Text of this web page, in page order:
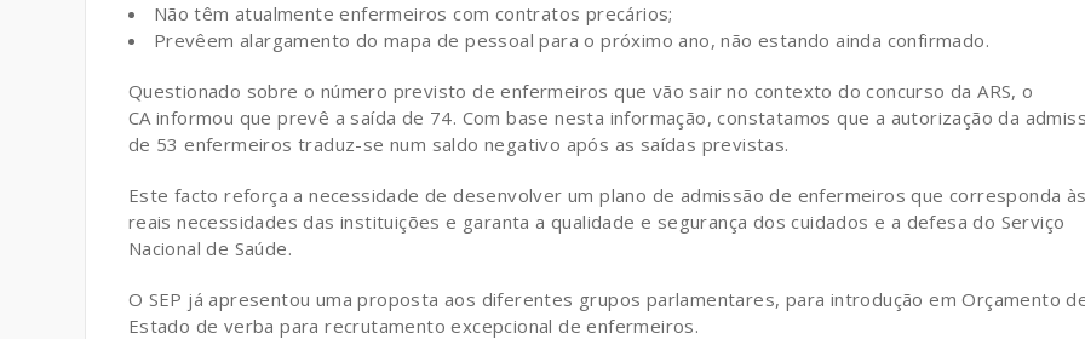
Não têm atualmente enfermeiros com contratos precários;
Prevêem alargamento do mapa de pessoal para o próximo ano, não estando ainda confirmado.
Questionado sobre o número previsto de enfermeiros que vão sair no contexto do concurso da ARS, o
CA informou que prevê a saída de 74. Com base nesta informação, constatamos que a autorização da
de 53 enfermeiros traduz-se num saldo negativo após as saídas previstas.
Este facto reforça a necessidade de desenvolver um plano de admissão de enfermeiros que corresponda às
reais necessidades das instituições e garanta a qualidade e segurança dos cuidados e a defesa do Serviço
Nacional de Saúde.
O SEP já apresentou uma proposta aos diferentes grupos parlamentares, para introdução em Orçamento
Estado de verba para recrutamento excepcional de enfermeiros.